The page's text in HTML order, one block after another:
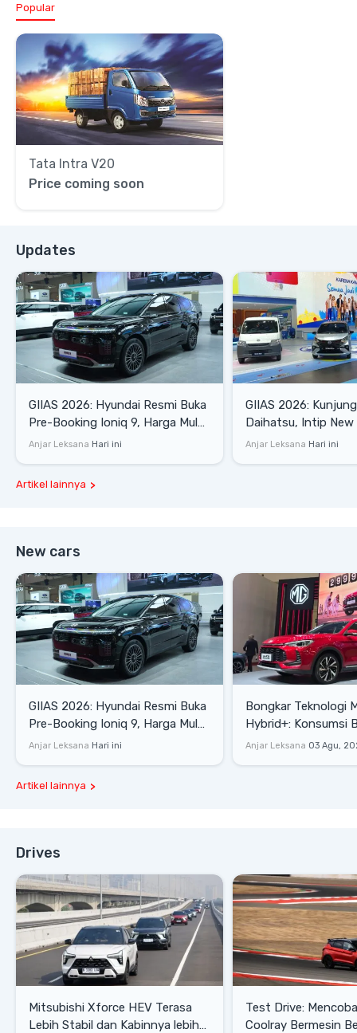
Popular
Tata Intra V20
Price coming soon
Updates
GIIAS 2026: Hyundai Resmi Buka
Pre-Booking Ioniq 9, Harga Mulai
Rp1,49 Miliar
Anjar Leksana Hari ini
GIIAS 2026:
Daihatsu, Intip New
SE hingga Gran
Anjar Leksana Hari ini
Artikel lainnya
New cars
GIIAS 2026: Hyundai Resmi Buka
Pre-Booking Ioniq 9, Harga Mulai
Rp1,49 Miliar
Anjar Leksana Hari ini
Bongkar Teknologi
Hybrid+: Konsumsi
Tembus 27,7 Km/
Anjar Leksana 03 Agu,
Artikel lainnya
Drives
Mitsubishi Xforce HEV Terasa
Lebih Stabil dan Kabinnya lebih
Test Drive: Mencoba Geely
Coolray Bermesin